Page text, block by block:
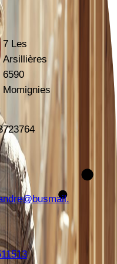
7 Les
Arsillières
6590
Momignies